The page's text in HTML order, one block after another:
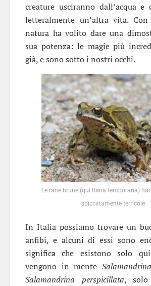
creature usciranno dall’acqua e
letteralmente un’altra vita.
natura ha volito dare una
sua potenza: le magie più
già, e sono sotto i nostri occhi.
Le rane brune (qui Rana temporaria)
spiccatamente terricole
In Italia possiamo trovare un
anfibi, e alcuni di essi sono
significa che esistono solo
vengono in mente
Salamandrina perspicillata, solo